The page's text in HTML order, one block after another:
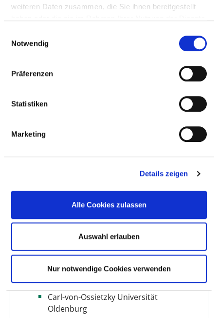
weiteren Daten zusammen, die Sie ihnen bereitgestellt
Notwendig
Präferenzen
Statistiken
Marketing
Details zeigen
Alle Cookies zulassen
Auswahl erlauben
Nur notwendige Cookies verwenden
Tel.:05931-152-0
Anfahrt
BASIS-INFOS
Anzahl Betten: 420
Vollstationäre Fallzahl: 18.285
Teilstationäre Fallzahl: 39
Ambulante Fallzahl: 76.000
Stiftung Ludmillenstift
Art des Trägers: freigemeinnützig
Akademisches Lehrkrankenhaus
Carl-von-Ossietzky Universität
Oldenburg